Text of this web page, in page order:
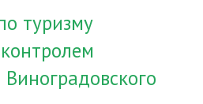
туризму